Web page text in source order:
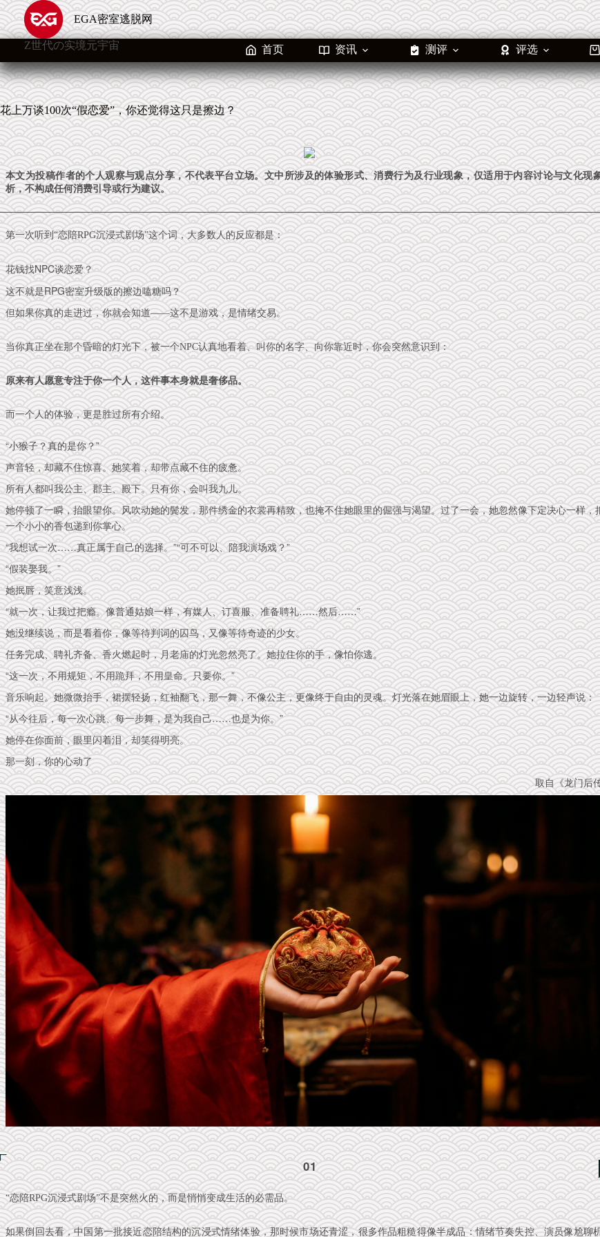
跳
至
内
EGA密室逃脱网
Z世代の实境元宇宙 首页 资讯 测评 评选
花上万谈100次“假恋爱”，你还觉得这只是擦边？
本文为投稿作者的个人观察与观点分享，不代表平台立场。文中所涉及的体验形式、消费行为及行业现象，仅适用于内容讨论与文化现
析，不构成任何消费引导或行为建议。
第一次听到“恋陪RPG沉浸式剧场”这个词，大多数人的反应都是：
花钱找NPC谈恋爱？
这不就是RPG密室升级版的擦边嗑糖吗？
但如果你真的走进过，你就会知道——这不是游戏，是情绪交易。
当你真正坐在那个昏暗的灯光下，被一个NPC认真地看着、叫你的名字、向你靠近时，你会突然意识到：
原来有人愿意专注于你一个人，这件事本身就是奢侈品。
而一个人的体验，更是胜过所有介绍。
“小猴子？真的是你？”
声音轻，却藏不住惊喜。她笑着，却带点藏不住的疲惫。
所有人都叫我公主、郡主、殿下。只有你，会叫我九儿。
她停顿了一瞬，抬眼望你。风吹动她的鬓发，那件绣金的衣裳再精致，也掩不住她眼里的倔强与渴望。过了一会，她忽然像下定决心一样，
一个小小的香包递到你掌心。
“我想试一次……真正属于自己的选择。”“可不可以、陪我演场戏？”
“假装娶我。”
她抿唇，笑意浅浅。
“就一次，让我过把瘾。像普通姑娘一样，有媒人、订喜服、准备聘礼……然后……”
她没继续说，而是看着你，像等待判词的囚鸟，又像等待奇迹的少女。
任务完成、聘礼齐备、香火燃起时，月老庙的灯光忽然亮了。她拉住你的手，像怕你逃。
“这一次，不用规矩，不用跪拜，不用皇命。只要你。”
音乐响起。她微微抬手，裙摆轻扬，红袖翻飞，那一舞，不像公主，更像终于自由的灵魂。灯光落在她眉眼上，她一边旋转，一边轻声说：
“从今往后，每一次心跳、每一步舞，是为我自己……也是为你。”
她停在你面前，眼里闪着泪，却笑得明亮。
那一刻，你的心动了
取自《龙门后
01
“恋陪RPG沉浸式剧场”不是突然火的，而是悄悄变成生活的必需品。
如果倒回去看，中国第一批接近恋陪结构的沉浸式情绪体验，那时候市场还青涩，很多作品粗糙得像半成品：情绪节奏失控、演员像尬聊